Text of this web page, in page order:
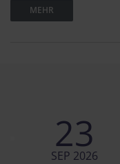
MEHR
23
SEP 2026